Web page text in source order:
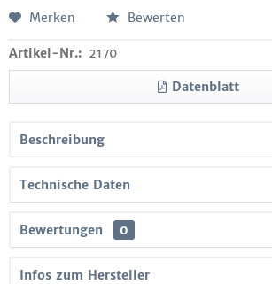
Merken Bewerten
Artikel-Nr.: 2170
Datenblatt
Beschreibung
Technische Daten
Bewertungen 0
Infos zum Hersteller